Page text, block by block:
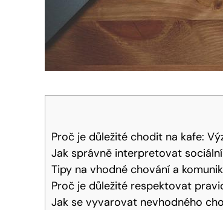
Proč je důležité chodit na kafe:
Jak správně interpretovat
Tipy na vhodné chování a
Proč je důležité respektovat
Jak se vyvarovat nevhodného